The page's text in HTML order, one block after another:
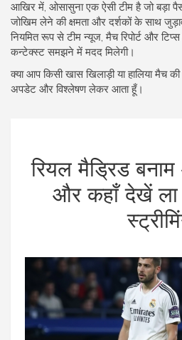
आखिर में, ओसासुना एक ऐसी टीम है जो बड़ा
जोखिम लेने की क्षमता और दर्शकों के साथ
नियमित रूप से टीम न्यूज, मैच रिपोर्ट और
कन्टेक्स्ट समझने में मदद मिलेगी।
क्या आप किसी खास खिलाड़ी या हालिया मैच की
अपडेट और विश्लेषण लेकर आता हूँ।
रियल मैड्रिड
और कहाँ देखें ला